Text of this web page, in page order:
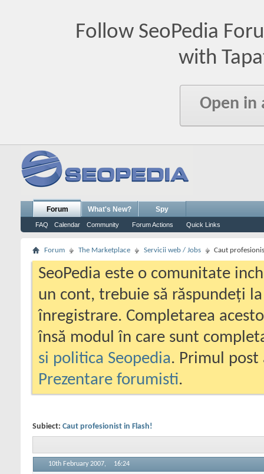
Follow SeoPedia
with
Open in
Forum
FAQ Calendar Community Forum Actions Quick Links
What's New? Spy
Forum The Marketplace Servicii web / Jobs Caut
SeoPedia este o comunitate
un cont, trebuie să răspundeți
înregistrare. Completarea
însă modul în care sunt
si politica Seopedia. Primul
Prezentare forumisti.
Subiect: Caut profesionist in Flash!
10th February 2007, 16:24